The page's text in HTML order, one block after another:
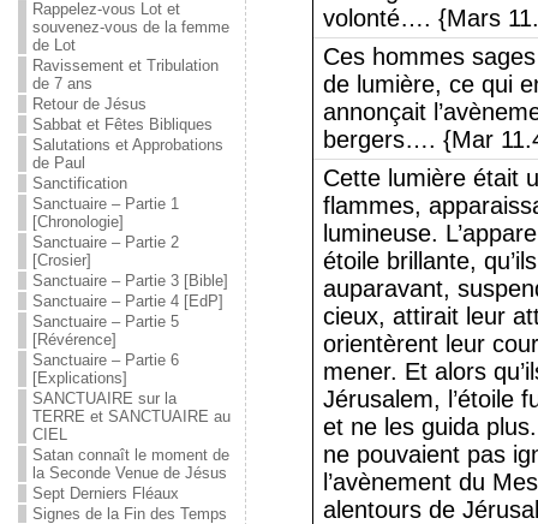
Rappelez-vous Lot et
souvenez-vous de la femme
de Lot
Ravissement et Tribulation
de 7 ans
Retour de Jésus
Sabbat et Fêtes Bibliques
Salutations et Approbations
de Paul
Sanctification
Sanctuaire – Partie 1
[Chronologie]
Sanctuaire – Partie 2
[Crosier]
Sanctuaire – Partie 3 [Bible]
Sanctuaire – Partie 4 [EdP]
Sanctuaire – Partie 5
[Révérence]
Sanctuaire – Partie 6
[Explications]
SANCTUAIRE sur la
TERRE et SANCTUAIRE au
CIEL
Satan connaît le moment de
la Seconde Venue de Jésus
Sept Derniers Fléaux
Signes de la Fin des Temps
volonté…. {Mars
Ces hommes
de lumière, ce qui
annonçait
bergers…. {Mar
Cette lumière était
flammes,
lumineuse.
étoile brillante,
auparavant,
cieux, attirait leur
orientèrent leur
mener. Et alors
Jérusalem, l’étoile
et ne les guida
ne pouvaient pas
l’avènement du
alentours de